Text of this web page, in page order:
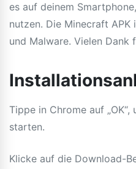
es auf deinem
nutzen. Die Minecraft
und Malware. Vielen Dank
Tippe in Chrome auf
starten.
Klicke auf die Download-